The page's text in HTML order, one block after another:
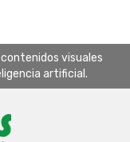
visuales
artificial.